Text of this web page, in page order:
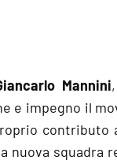
Mannini
e impegno il
contributo
nuova squadra